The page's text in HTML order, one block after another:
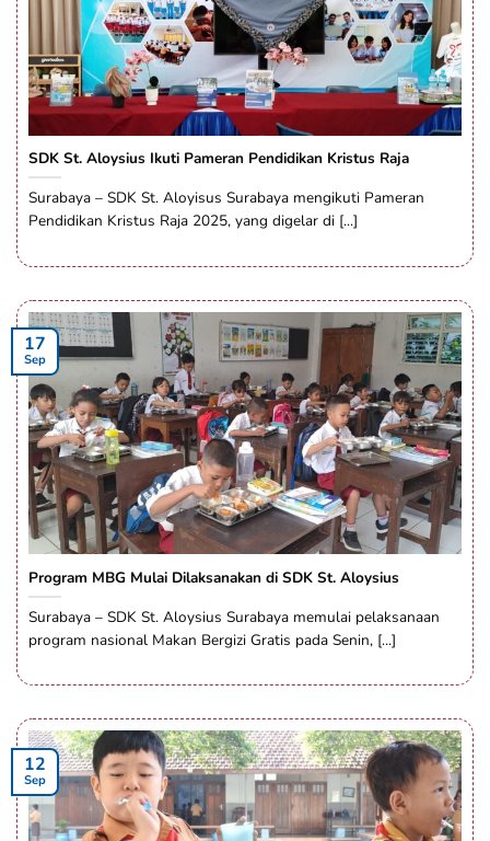
SDK St. Aloysius Ikuti Pameran Pendidikan Kristus Raja
Surabaya – SDK St. Aloyisus Surabaya mengikuti Pameran
Pendidikan Kristus Raja 2025, yang digelar di [...]
Program MBG Mulai Dilaksanakan di SDK St. Aloysius
Surabaya – SDK St. Aloysius Surabaya memulai pelaksanaan
program nasional Makan Bergizi Gratis pada Senin, [...]
17
Sep
12
Sep